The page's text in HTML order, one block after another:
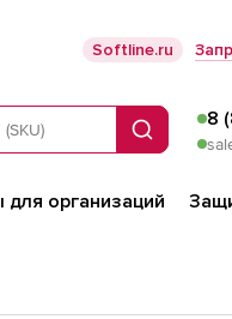
Softline.ru
Поиск
8
для организаций